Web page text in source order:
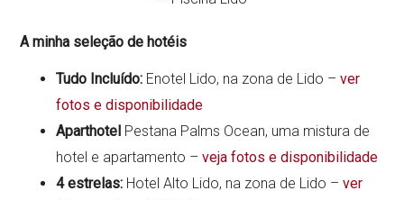
A minha seleção de hotéis
Tudo Incluído: Enotel Lido, na zona de Lido –ver
fotos e disponibilidade
Aparthotel Pestana Palms Ocean, uma mistura de
hotel e apartamento –veja fotos e disponibilidade
4 estrelas: Hotel Alto Lido, na zona de Lido –ver